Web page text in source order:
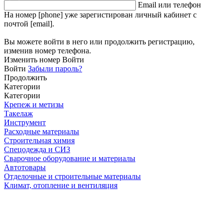
Email или телефон
На номер [phone] уже зарегистирован личный кабинет с
почтой [email].
Вы можете войти в него или продолжить регистрацию,
изменив номер телефона.
Изменить номер Войти
Войти Забыли пароль?
Продолжить
Категории
Категории
Крепеж и метизы
Такелаж
Инструмент
Расходные материалы
Строительная химия
Спецодежда и СИЗ
Сварочное оборудование и материалы
Автотовары
Отделочные и строительные материалы
Климат, отопление и вентиляция